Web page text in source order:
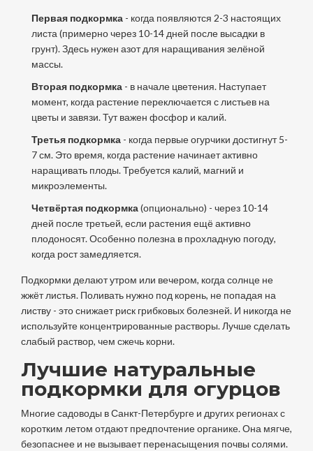
Первая подкормка- когда появляются 2-3 настоящих
листа (примерно через 10-14 дней после высадки в
грунт). Здесь нужен азот для наращивания зелёной
массы.
Вторая подкормка- в начале цветения. Наступает
момент, когда растение переключается с листьев на
цветы и завязи. Тут важен фосфор и калий.
Третья подкормка- когда первые огурчики достигнут 5-
7 см. Это время, когда растение начинает активно
наращивать плоды. Требуется калий, магний и
микроэлементы.
Четвёртая подкормка(опционально) - через 10-14
дней после третьей, если растения ещё активно
плодоносят. Особенно полезна в прохладную погоду,
когда рост замедляется.
Подкормки делают утром или вечером, когда солнце не
жжёт листья. Поливать нужно под корень, не попадая на
листву - это снижает риск грибковых болезней. И никогда не
используйте концентрированные растворы. Лучше сделать
слабый раствор, чем сжечь корни.
Лучшие натуральные
подкормки для огурцов
Многие садоводы в Санкт-Петербурге и других регионах с
коротким летом отдают предпочтение органике. Она мягче,
безопаснее и не вызывает перенасыщения почвы солями.